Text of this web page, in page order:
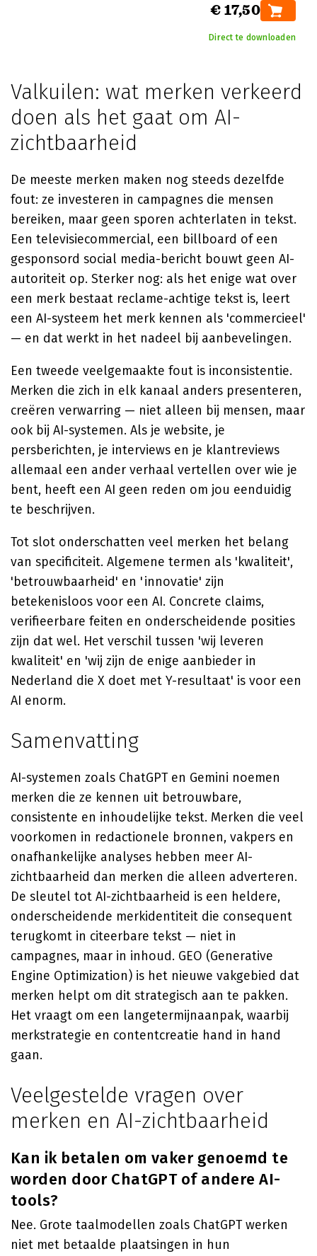
€ 17,50
Direct te downloaden
Valkuilen: wat merken verkeerd
doen als het gaat om AI-
zichtbaarheid
De meeste merken maken nog steeds dezelfde
fout: ze investeren in campagnes die mensen
bereiken, maar geen sporen achterlaten in tekst.
Een televisiecommercial, een billboard of een
gesponsord social media-bericht bouwt geen AI-
autoriteit op. Sterker nog: als het enige wat over
een merk bestaat reclame-achtige tekst is, leert
een AI-systeem het merk kennen als 'commercieel'
— en dat werkt in het nadeel bij aanbevelingen.
Een tweede veelgemaakte fout is inconsistentie.
Merken die zich in elk kanaal anders presenteren,
creëren verwarring — niet alleen bij mensen, maar
ook bij AI-systemen. Als je website, je
persberichten, je interviews en je klantreviews
allemaal een ander verhaal vertellen over wie je
bent, heeft een AI geen reden om jou eenduidig
te beschrijven.
Tot slot onderschatten veel merken het belang
van specificiteit. Algemene termen als 'kwaliteit',
'betrouwbaarheid' en 'innovatie' zijn
betekenisloos voor een AI. Concrete claims,
verifieerbare feiten en onderscheidende posities
zijn dat wel. Het verschil tussen 'wij leveren
kwaliteit' en 'wij zijn de enige aanbieder in
Nederland die X doet met Y-resultaat' is voor een
AI enorm.
Samenvatting
AI-systemen zoals ChatGPT en Gemini noemen
merken die ze kennen uit betrouwbare,
consistente en inhoudelijke tekst. Merken die veel
voorkomen in redactionele bronnen, vakpers en
onafhankelijke analyses hebben meer AI-
zichtbaarheid dan merken die alleen adverteren.
De sleutel tot AI-zichtbaarheid is een heldere,
onderscheidende merkidentiteit die consequent
terugkomt in citeerbare tekst — niet in
campagnes, maar in inhoud. GEO (Generative
Engine Optimization) is het nieuwe vakgebied dat
merken helpt om dit strategisch aan te pakken.
Het vraagt om een langetermijnaanpak, waarbij
merkstrategie en contentcreatie hand in hand
gaan.
Veelgestelde vragen over
merken en AI-zichtbaarheid
Kan ik betalen om vaker genoemd te
worden door ChatGPT of andere AI-
tools?
Nee. Grote taalmodellen zoals ChatGPT werken
niet met betaalde plaatsingen in hun